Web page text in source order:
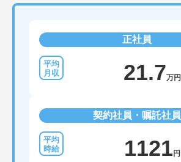
正社員
21.7万円
契約社員・嘱託社員
1121 円